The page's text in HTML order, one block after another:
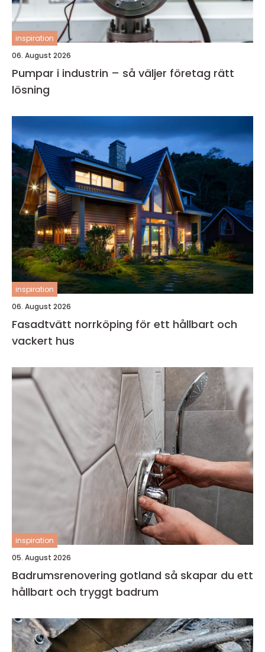
inspiration
06. August 2026
Pumpar i industrin – så väljer företag rätt
lösning
inspiration
06. August 2026
Fasadtvätt norrköping för ett hållbart och
vackert hus
inspiration
05. August 2026
Badrumsrenovering gotland så skapar du ett
hållbart och tryggt badrum